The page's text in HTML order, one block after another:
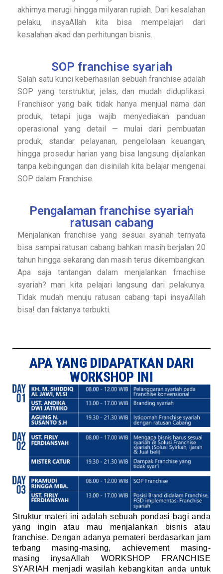
akhirnya merugi hingga milyaran rupiah. Dari kesalahan
pelaku, insyaAllah kita bisa mempelajari dari
kesalahan akad dan perhitungan bisnis.
SOP franchise syariah
Salah satu kunci keberhasilan sebuah franchise adalah
SOP yang terstruktur, jelas, dan mudah diduplikasi.
Franchisor yang baik tidak hanya menjual nama dan
produk, tetapi juga wajib menyediakan panduan
operasional yang detail — mulai dari pembuatan
produk, standar pelayanan, pengelolaan keuangan,
hingga prosedur harian yang bisa langsung dijalankan
tanpa kebingungan dan disinilah kita belajar mengenai
SOP dalam Franchise.
Pengalaman franchise syariah
ratusan cabang
Menjalankan franchise yang sesuai syariah ternyata
bisa sampai ratusan cabang bahkan masih berjalan 20
tahun hingga sekarang dan masih terus dikembangkan.
Apa saja tantangan dalam menjalankan frnachise
syariah? mari kita pelajari langsung dari pelakunya.
Tidak mudah menuju ratusan cabang tapi insyaAllah
bisa! dan faktanya terbukti.
APA YANG DIDAPATKAN DARI
WORKSHOP INI
Struktur materi ini adalah sebuah pondasi bagi anda
yang ingin atau mau menjalankan bisnis atau
franchise. Dengan adanya pemateri berdasarkan jam
terbang masing-masing, achievement masing-
masing inysaAllah WORKSHOP FRANCHISE
SYARIAH menjadi wasilah kebangkitan anda untuk